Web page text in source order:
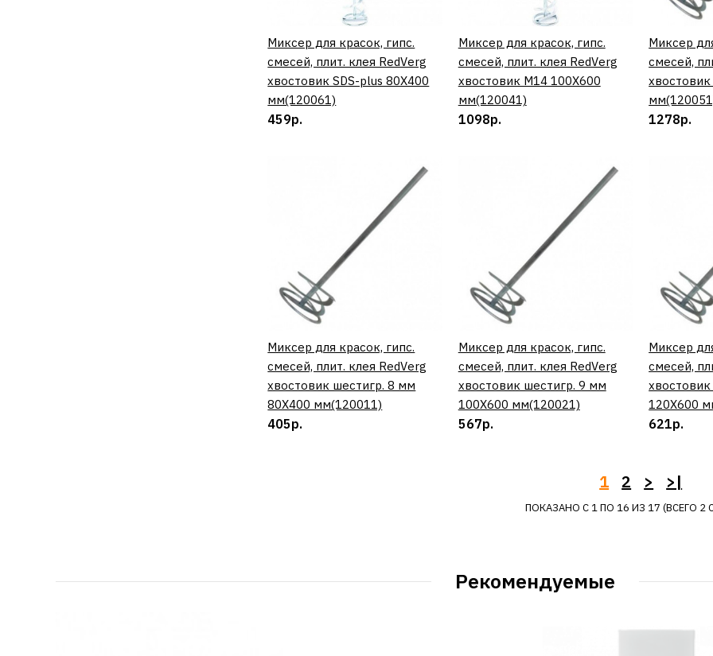
351р.
ДОБАВИТЬ К
REDVERG
Миксер
наливных
80Х400
387р.
ДОБАВИТЬ К
Миксер
423р.
КУПИТЬ
Миксер для красок, гипс.
смесей, плит. клея RedVerg
хвостовик SDS-plus 80Х400
мм(120061)
459р.
КУПИТЬ
Миксер для красок, гипс.
смесей, плит. клея RedVerg
хвостовик М14 100Х600
мм(120041)
1098р.
Миксер
смесей,
1278р.
КУПИТЬ
Миксер для красок, гипс.
смесей, плит. клея RedVerg
хвостовик шестигр. 8 мм
80Х400 мм(120011)
405р.
КУПИТЬ
Миксер для красок, гипс.
смесей, плит. клея RedVerg
хвостовик шестигр. 9 мм
100Х600 мм(120021)
567р.
Миксер
смесей,
120Х600
621р.
1 2 > >|
ПОКАЗАНО С 1 ПО 16 ИЗ 17 (ВСЕГО 2
Рекомендуемые